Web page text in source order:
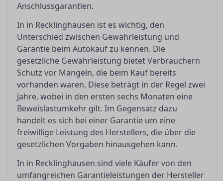
Anschlussgarantien.
In in Recklinghausen ist es wichtig, den
Unterschied zwischen Gewährleistung und
Garantie beim Autokauf zu kennen. Die
gesetzliche Gewährleistung bietet Verbrauchern
Schutz vor Mängeln, die beim Kauf bereits
vorhanden waren. Diese beträgt in der Regel zwei
Jahre, wobei in den ersten sechs Monaten eine
Beweislastumkehr gilt. Im Gegensatz dazu
handelt es sich bei einer Garantie um eine
freiwillige Leistung des Herstellers, die über die
gesetzlichen Vorgaben hinausgehen kann.
In in Recklinghausen sind viele Käufer von den
umfangreichen Garantieleistungen der Hersteller